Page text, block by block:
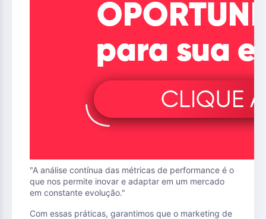
"A análise contínua das métricas de performance é o
que nos permite inovar e adaptar em um mercado
em constante evolução."
Com essas práticas, garantimos que o marketing de